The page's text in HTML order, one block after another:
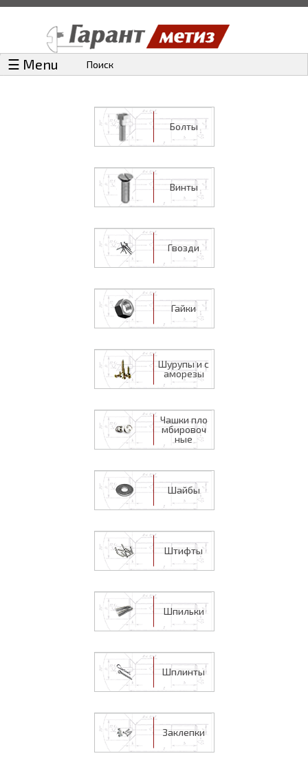
☰ Menu Поиск
Болты
Винты
Гвозди
Гайки
Шурупы и с
аморезы
Чашки пло
мбировоч
ные
Шайбы
Штифты
Шпильки
Шплинты
Заклепки